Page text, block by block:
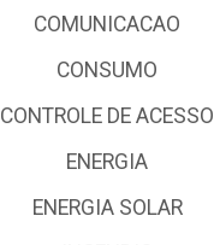
COMUNICACAO
CONSUMO
CONTROLE DE ACESSO
ENERGIA
ENERGIA SOLAR